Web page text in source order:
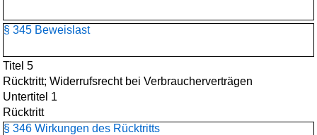
§ 345 Beweislast
Titel 5
Rücktritt; Widerrufsrecht bei Verbraucherverträgen
Untertitel 1
Rücktritt
§ 346 Wirkungen des Rücktritts